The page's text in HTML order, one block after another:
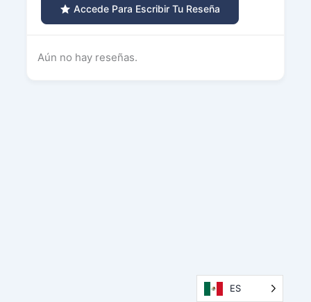
Accede Para Escribir Tu Reseña
Aún no hay reseñas.
ES